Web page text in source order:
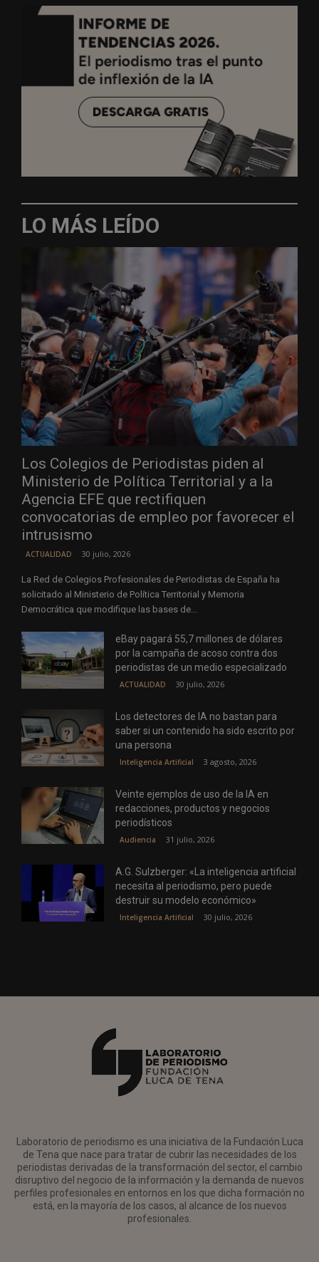
LO MÁS LEÍDO
Los Colegios de Periodistas piden al
Ministerio de Política Territorial y a la
Agencia EFE que rectifiquen
convocatorias de empleo por favorecer el
intrusismo
ACTUALIDAD 30 julio, 2026
La Red de Colegios Profesionales de Periodistas de España ha
solicitado al Ministerio de Política Territorial y Memoria
Democrática que modifique las bases de...
eBay pagará 55,7 millones de dólares
por la campaña de acoso contra dos
periodistas de un medio especializado
ACTUALIDAD 30 julio, 2026
Los detectores de IA no bastan para
saber si un contenido ha sido escrito por
una persona
Inteligencia Artificial 3 agosto, 2026
Veinte ejemplos de uso de la IA en
redacciones, productos y negocios
periodísticos
Audiencia 31 julio, 2026
A.G. Sulzberger: «La inteligencia artificial
necesita al periodismo, pero puede
destruir su modelo económico»
Inteligencia Artificial 30 julio, 2026
Laboratorio de periodismo es una iniciativa de la Fundación Luca
de Tena que nace para tratar de cubrir las necesidades de los
periodistas derivadas de la transformación del sector, el cambio
disruptivo del negocio de la información y la demanda de nuevos
perfiles profesionales en entornos en los que dicha formación no
está, en la mayoría de los casos, al alcance de los nuevos
profesionales.